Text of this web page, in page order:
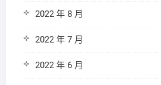
2022 年 8 月
2022 年 7 月
2022 年 6 月